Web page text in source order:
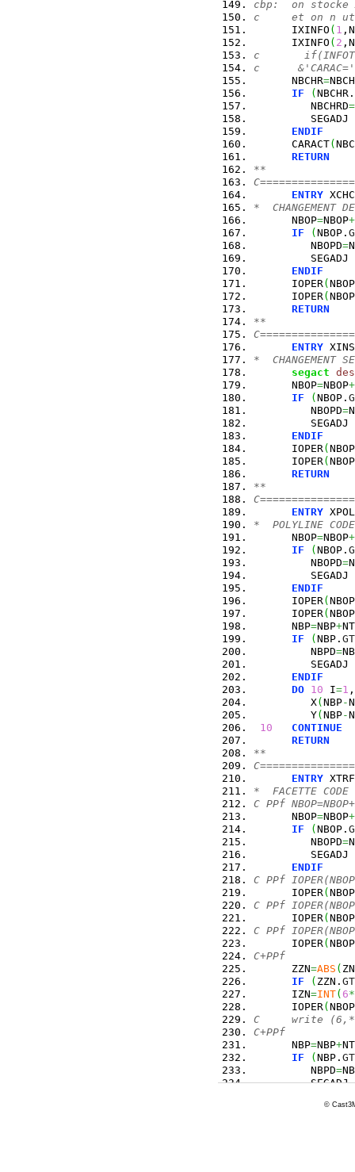
cbp:  on stocke
c     et on n
      IXINFO
( 1
      IXINFO
( 2
c
c
      NBCHR
=
IF
(NBCHR.
         NBCHRD
=
SEGADJ
ENDIF
      CARACT
(
RETURN
**
ENTRY
*  CHANGEMENT
      NBOP
=NBOP+
IF
(NBOP.
         NBOPD
=
         SEGADJ
ENDIF
      IOPER
(NBOP
      IOPER
(NBOP
RETURN
**
ENTRY
*  CHANGEMENT
segact
      NBOP
=NBOP+
IF
(NBOP.
         NBOPD
=
         SEGADJ
ENDIF
      IOPER
(NBOP
      IOPER
(NBOP
RETURN
**
ENTRY
*  POLYLINE
      NBOP
=NBOP+
IF
(NBOP.
         NBOPD
=
         SEGADJ
ENDIF
      IOPER
(NBOP
      IOPER
(NBOP
      NBP
=NBP+
IF
(NBP. GT
         NBPD
=
         SEGADJ
ENDIF
DO 10 I=1
         X
(NBP-
         Y
(NBP-
10
CONTINUE
RETURN
**
ENTRY
*  FACETTE CODE
C PPf
      NBOP
=NBOP+
IF
(NBOP.
         NBOPD
=
         SEGADJ
ENDIF
C PPf
      IOPER
(NBOP
C PPf
      IOPER
(NBOP
C PPf
      IOPER
(NBOP
C+PPf
      ZZN
=ABS ( ZN
IF
( ZZN. GT
      IZN
=INT( 6*
      IOPER
(NBOP
C     write
C+PPf
      NBP
=NBP+
IF
(NBP. GT
         NBPD
=
         SEGADJ
I=1
©